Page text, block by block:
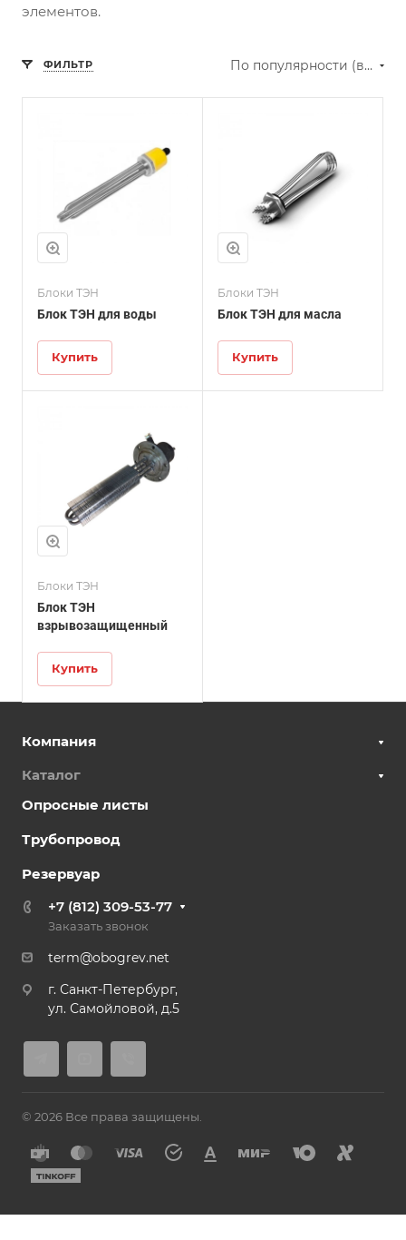
элементов.
ФИЛЬТР По популярности (возрастание)
Блоки ТЭН
Блок ТЭН для воды
Купить
Блоки ТЭН
Блок ТЭН для масла
Купить
Блоки ТЭН
Блок ТЭН
взрывозащищенный
Купить
Компания
Каталог
Опросные листы
Трубопровод
Резервуар
+7 (812) 309-53-77
Заказать звонок
term@obogrev.net
г. Санкт-Петербург,
ул. Самойловой, д.5
© 2026 Все права защищены.